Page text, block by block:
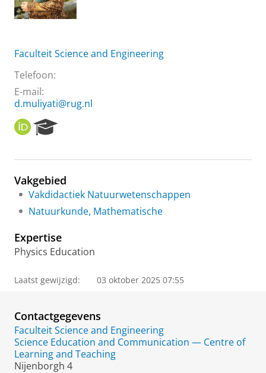
Faculteit Science and Engineering
Telefoon:
E-mail:
d.muliyati@rug.nl
O
R
I
e
r
c
h
r
t
l
Vakgebied
Vakdidactiek Natuurwetenschappen
Natuurkunde, Mathematische
Expertise
Physics Education
Laatst gewijzigd: 03 oktober 2025 07:55
Contactgegevens
Faculteit Science and Engineering
Science Education and Communication — Centre of
Learning and Teaching
Nijenborgh 4